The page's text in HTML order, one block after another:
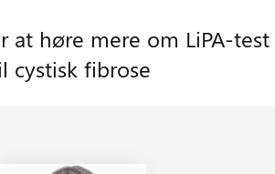
for test og reagenser
om LiPA-test til cystisk
at høre mere om LiPA-test
cystisk fibrose